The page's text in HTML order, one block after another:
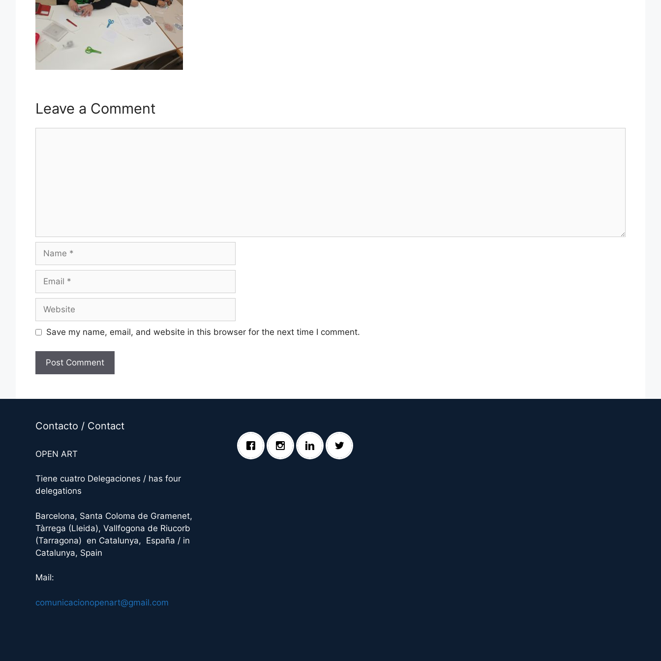
Leave a Comment
Name
Email
Website
Save my name, email, and website in this browser for the next time I comment.
l
e
a
v
:
Contacto / Contact
OPEN ART
Tiene cuatro Delegaciones / has four
delegations
Barcelona, Santa Coloma de Gramenet,
Tàrrega (Lleida), Vallfogona de Riucorb
(Tarragona) en Catalunya, España / in
Catalunya, Spain
Mail:
comunicacionopenart@gmail.com